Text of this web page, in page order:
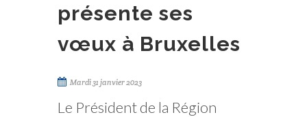
présente ses
vœux à Bruxelles
Mardi 31 janvier 2023
Le Président de la Région